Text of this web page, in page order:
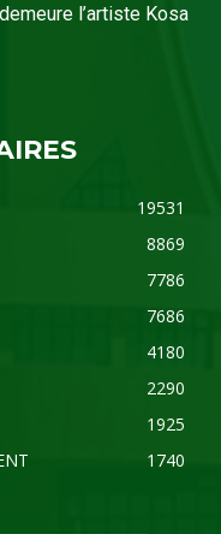
l’artiste Kosa
19531
8869
7786
7686
4180
2290
1925
1740